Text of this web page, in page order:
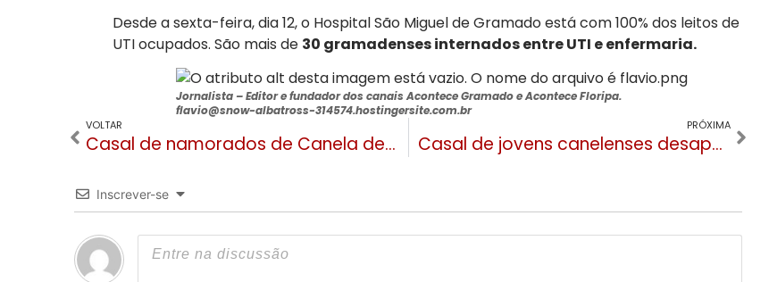
Desde a sexta-feira, dia 12, o Hospital São Miguel de Gramado está com 100% dos leitos de
UTI ocupados. São mais de 30 gramadenses internados entre UTI e enfermaria.
Jornalista –Editor e fundador dos canais Acontece Gramado e Acontece Floripa.
flavio@snow-albatross-314574.hostingersite.com.br
VOLTAR
Casal de namorados de Canela desaparece em Florianópolis
PRÓXIMA
Casal de jovens canelenses desaparecidos foi encontrado em trilha de Floripa
Inscrever-se